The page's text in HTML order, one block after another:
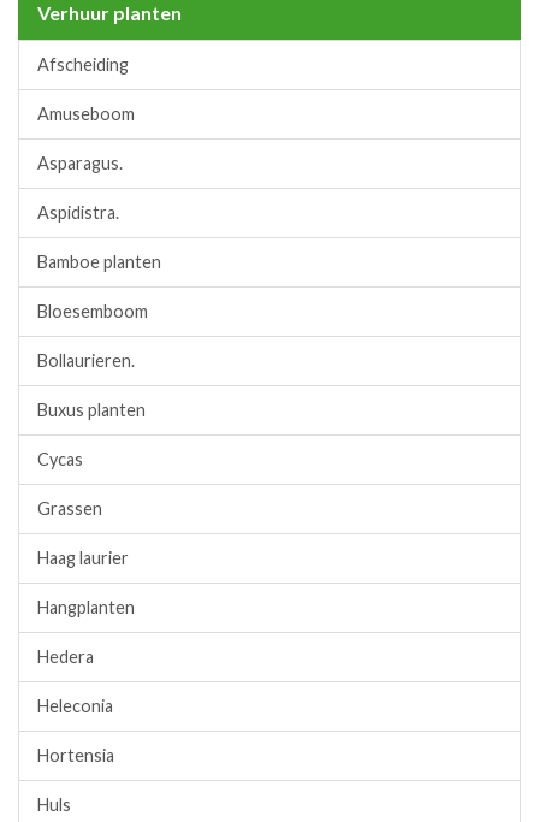
Verhuur planten
Afscheiding
Amuseboom
Asparagus.
Aspidistra.
Bamboe planten
Bloesemboom
Bollaurieren.
Buxus planten
Cycas
Grassen
Haag laurier
Hangplanten
Hedera
Heleconia
Hortensia
Huls